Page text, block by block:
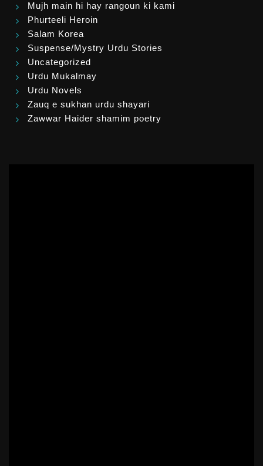
Mujh main hi hay rangoun ki kami
Phurteeli Heroin
Salam Korea
Suspense/Mystry Urdu Stories
Uncategorized
Urdu Mukalmay
Urdu Novels
Zauq e sukhan urdu shayari
Zawwar Haider shamim poetry